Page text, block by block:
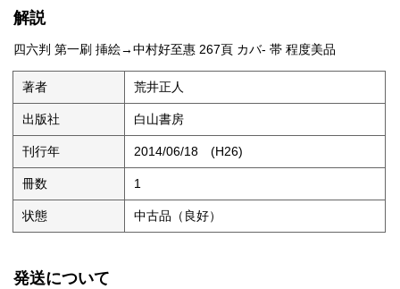
解説
四六判 第一刷 挿絵→中村好至惠 267頁 カバ- 帯 程度美品
著者 荒井正人
出版社 白山書房
刊行年 2014/06/18 (H26)
冊数 1
状態 中古品（良好）
発送について